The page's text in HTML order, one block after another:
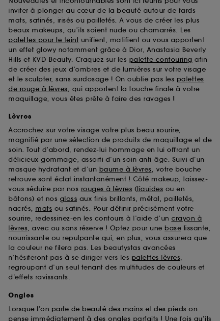
inviter à plonger au cœur de la beauté autour de fards
mats, satinés, irisés ou pailletés. A vous de créer les plus
beaux makeups, qu’ils soient nude ou chamarrés. Les
palettes pour le teint unifient, matifient ou vous apportent
un effet glowy notamment grâce à Dior, Anastasia Beverly
Hills et KVD Beauty. Craquez sur les palette contouring afin
de créer des jeux d’ombres et de lumières sur votre visage
et le sculpter, sans surdosage ! On oublie pas les palettes
de rouge à lèvres, qui apportent la touche finale à votre
maquillage, vous êtes prête à faire des ravages !
Lèvres
Accrochez sur votre visage votre plus beau sourire,
magnifié par une sélection de produits de maquillage et de
soin. Tout d’abord, rendez-lui hommage en lui offrant un
délicieux gommage, assorti d’un soin anti-âge. Suivi d’un
masque hydratant et d’un baume à lèvres, votre bouche
retrouve sont éclat instantanément ! Côté makeup, laissez-
vous séduire par nos rouges à lèvres (liquides ou en
bâtons) et nos gloss aux finis brillants, métal, pailletés,
nacrés, mats ou satinés. Pour définir précisément votre
sourire, redessinez-en les contours à l’aide d’un crayon à
lèvres, avec ou sans réserve ! Optez pour une base lissante,
nourrissante ou repulpante qui, en plus, vous assurera que
la couleur ne filera pas. Les beautystas avancées
n’hésiteront pas à se diriger vers les palettes lèvres,
regroupant d’un seul tenant des multitudes de couleurs et
d’effets ravissants.
Ongles
Lorsque l’on parle de beauté des mains et des pieds on
pense immédiatement à des ongles parfaits ! Une fois qu’ils
d’en améliorer la performance.
Cookies de sécurisation des paiements en ligne :
ils nous permettent de lutter notamment contre les
fraudes aux moyens de paiement et les
usurpations d’identité.
Cookies fonctionnels :il s’agit de cookies
permettant l’affichage et/ou la fourniture de
certaines fonctionnalités du site, tel que les
cookies d’authentification qui sont utilisés afin de
vous faire bénéficier de l’authentification
sans saisir à nouveau votre identifiant et mot de
passe.
A l'exception des cookies techniques, le dépôt et la
lecture de ces traceurs requiert votre accord. Vous
pouvez personnaliser vos choix concernant le dépôt
de ces cookies grâce au bouton "personnaliser mes
choix" ci-dessous ou décider de "tout accepter".
Sephora pourra associer les informations de
navigation collectées par ces Cookies, pour les
finalités acceptées, avec les données personnelles
collectées ou générées lors de votre activité en ligne
ou en magasin. Pour refuser tous les cookies, cliques
sur "continuer sans accepter". Voous pouvez à tout
moment choisir de retirer votrte consentement. Si vous
utilisés,